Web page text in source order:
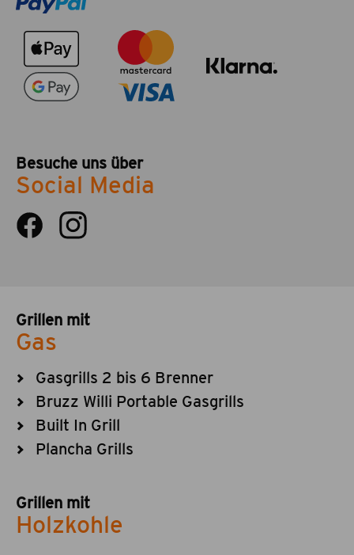
Besuche uns über
Social Media
Grillen mit
Gas
Gasgrills 2 bis 6 Brenner
Bruzz Willi Portable Gasgrills
Built In Grill
Plancha Grills
Grillen mit
Holzkohle